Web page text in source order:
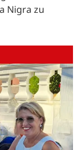
Nigra zu